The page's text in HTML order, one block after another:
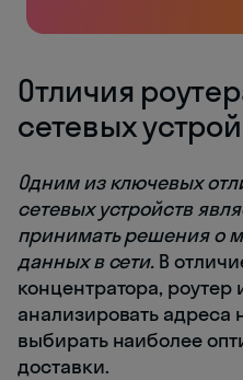
Отличия
сетевых
Одним из ключевых
сетевых устройств
принимать решения о
данных в сети. В
концентратора,
анализировать адреса
выбирать наиболее
доставки.